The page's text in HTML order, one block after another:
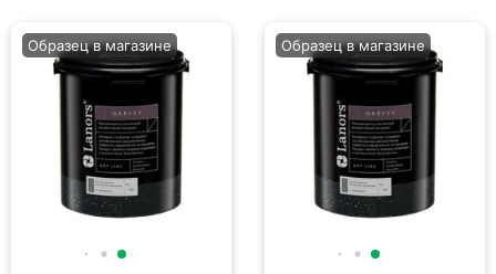
Образец в магазине Образец в магазине